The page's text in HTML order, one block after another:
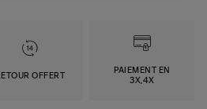
OFFERT
PAIEMENT EN
3X,4X